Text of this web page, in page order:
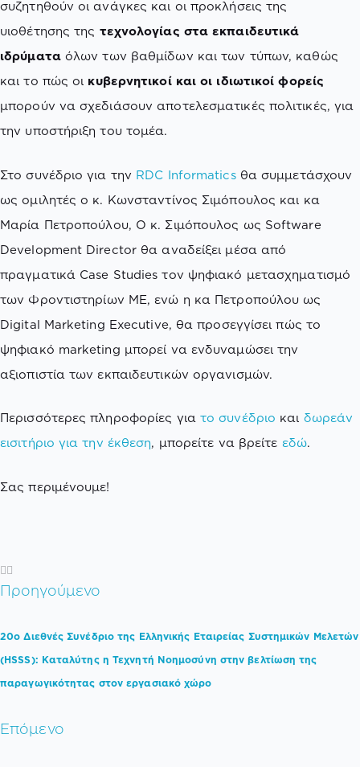
συζητηθούν οι ανάγκες και οι προκλήσεις της
υιοθέτησης της τεχνολογίας στα εκπαιδευτικά
ιδρύματαόλων των βαθμίδων και των τύπων, καθώς
και το πώς οι κυβερνητικοί και οι ιδιωτικοί φορείς
μπορούν να σχεδιάσουν αποτελεσματικές πολιτικές, για
την υποστήριξη του τομέα.
Στο συνέδριο για την RDC Informaticsθα συμμετάσχουν
ως ομιλητές ο κ. Κωνσταντίνος Σιμόπουλος και κα
Μαρία Πετροπούλου, Ο κ. Σιμόπουλος ως Software
Development Director θα αναδείξει μέσα από
πραγματικά Case Studies τον ψηφιακό μετασχηματισμό
των Φροντιστηρίων ΜΕ, ενώ η κα Πετροπούλου ως
Digital Marketing Executive, θα προσεγγίσει πώς το
ψηφιακό marketing μπορεί να ενδυναμώσει την
αξιοπιστία των εκπαιδευτικών οργανισμών.
Περισσότερες πληροφορίες για το συνέδριο και δωρεάν
εισιτήριο για την έκθεση, μπορείτε να βρείτε εδώ.
Σας περιμένουμε!
Προηγούμενο
20o Διεθνές Συνέδριο της Ελληνικής Εταιρείας Συστημικών Μελετών
(HSSS): Καταλύτης η Τεχνητή Νοημοσύνη στην βελτίωση της
παραγωγικότητας στον εργασιακό χώρο
Επόμενο